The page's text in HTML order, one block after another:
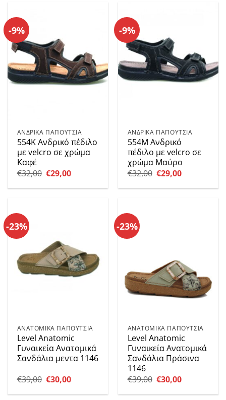
-9%
ΑΝΔΡΙΚΑ ΠΑΠΟΥΤΣΙΑ
554K Ανδρικό πέδιλο
με velcro σε χρώμα
Καφέ
€32,00 Original
price
was:
€29,00Η
τιμή
-9%
ΑΝΔΡΙΚΑ ΠΑΠΟΥΤΣΙΑ
554Μ Ανδρικό
πέδιλο με velcro σε
χρώμα Μαύρο
€32,00 Original
price
was:
€29,00Η
τιμή
-23%
ΑΝΑΤΟΜΙΚΑ ΠΑΠΟΥΤΣΙΑ
Level Anatomic
Γυναικεία Ανατομικά
Σανδάλια μεντα 1146
€39,00 Original
price
was:
€30,00Η
τιμή
-23%
ΑΝΑΤΟΜΙΚΑ ΠΑΠΟΥΤΣΙΑ
Level Anatomic
Γυναικεία Ανατομικά
Σανδάλια Πράσινα
1146
€39,00 Original
price
was:
€30,00Η
τιμή